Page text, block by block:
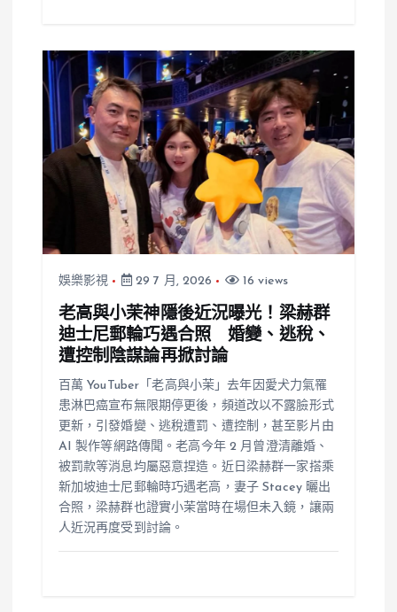
娛樂影視 29 7 月, 2026 16 views
老高與小茉神隱後近況曝光！梁赫群
迪士尼郵輪巧遇合照 婚變、逃稅、
遭控制陰謀論再掀討論
百萬 YouTuber「老高與小茉」去年因愛犬力氣罹
患淋巴癌宣布無限期停更後，頻道改以不露臉形式
更新，引發婚變、逃稅遭罰、遭控制，甚至影片由
AI 製作等網路傳聞。老高今年 2 月曾澄清離婚、
被罰款等消息均屬惡意捏造。近日梁赫群一家搭乘
新加坡迪士尼郵輪時巧遇老高，妻子 Stacey 曬出
合照，梁赫群也證實小茉當時在場但未入鏡，讓兩
人近況再度受到討論。